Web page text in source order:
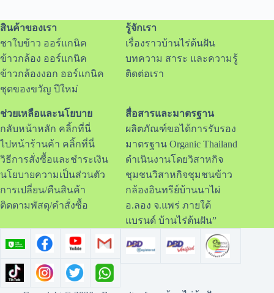
สินค้าของเรา
ชาใบข้าว ออร์แกนิค
ข้าวกล้อง ออร์แกนิค
ข้าวกล้องงอก ออร์แกนิค
ชุดของขวัญ ปีใหม่
รู้จักเรา
เรื่องราวบ้านไร่ต้นฝัน
บทความ สาระ และความรู้
ติดต่อเรา
ช่วยเหลือและนโยบาย
กลับหน้าหลัก คลิ้กที่นี่
ไปหน้าร้านค้า คลิ้กที่นี่
วิธีการสั่งซื้อและชำระเงิน
นโยบายความเป็นส่วนตัว
การเปลี่ยน/คืนสินค้า
ติดตามพัสดุ/คำสั่งซื้อ
สื่อสารและมาตรฐาน
ผลิตภัณฑ์ขอได้การรับรอง
มาตรฐาน Organic Thailand
ดำเนินงานโดยวิสาหกิจ
ชุมชนวิสาหกิจชุมชนข้าว
กล้องอินทรีย์บ้านนาไผ่
อ.ลอง จ.แพร่ ภายใต้
แบรนด์ บ้านไร่ต้นฝัน”